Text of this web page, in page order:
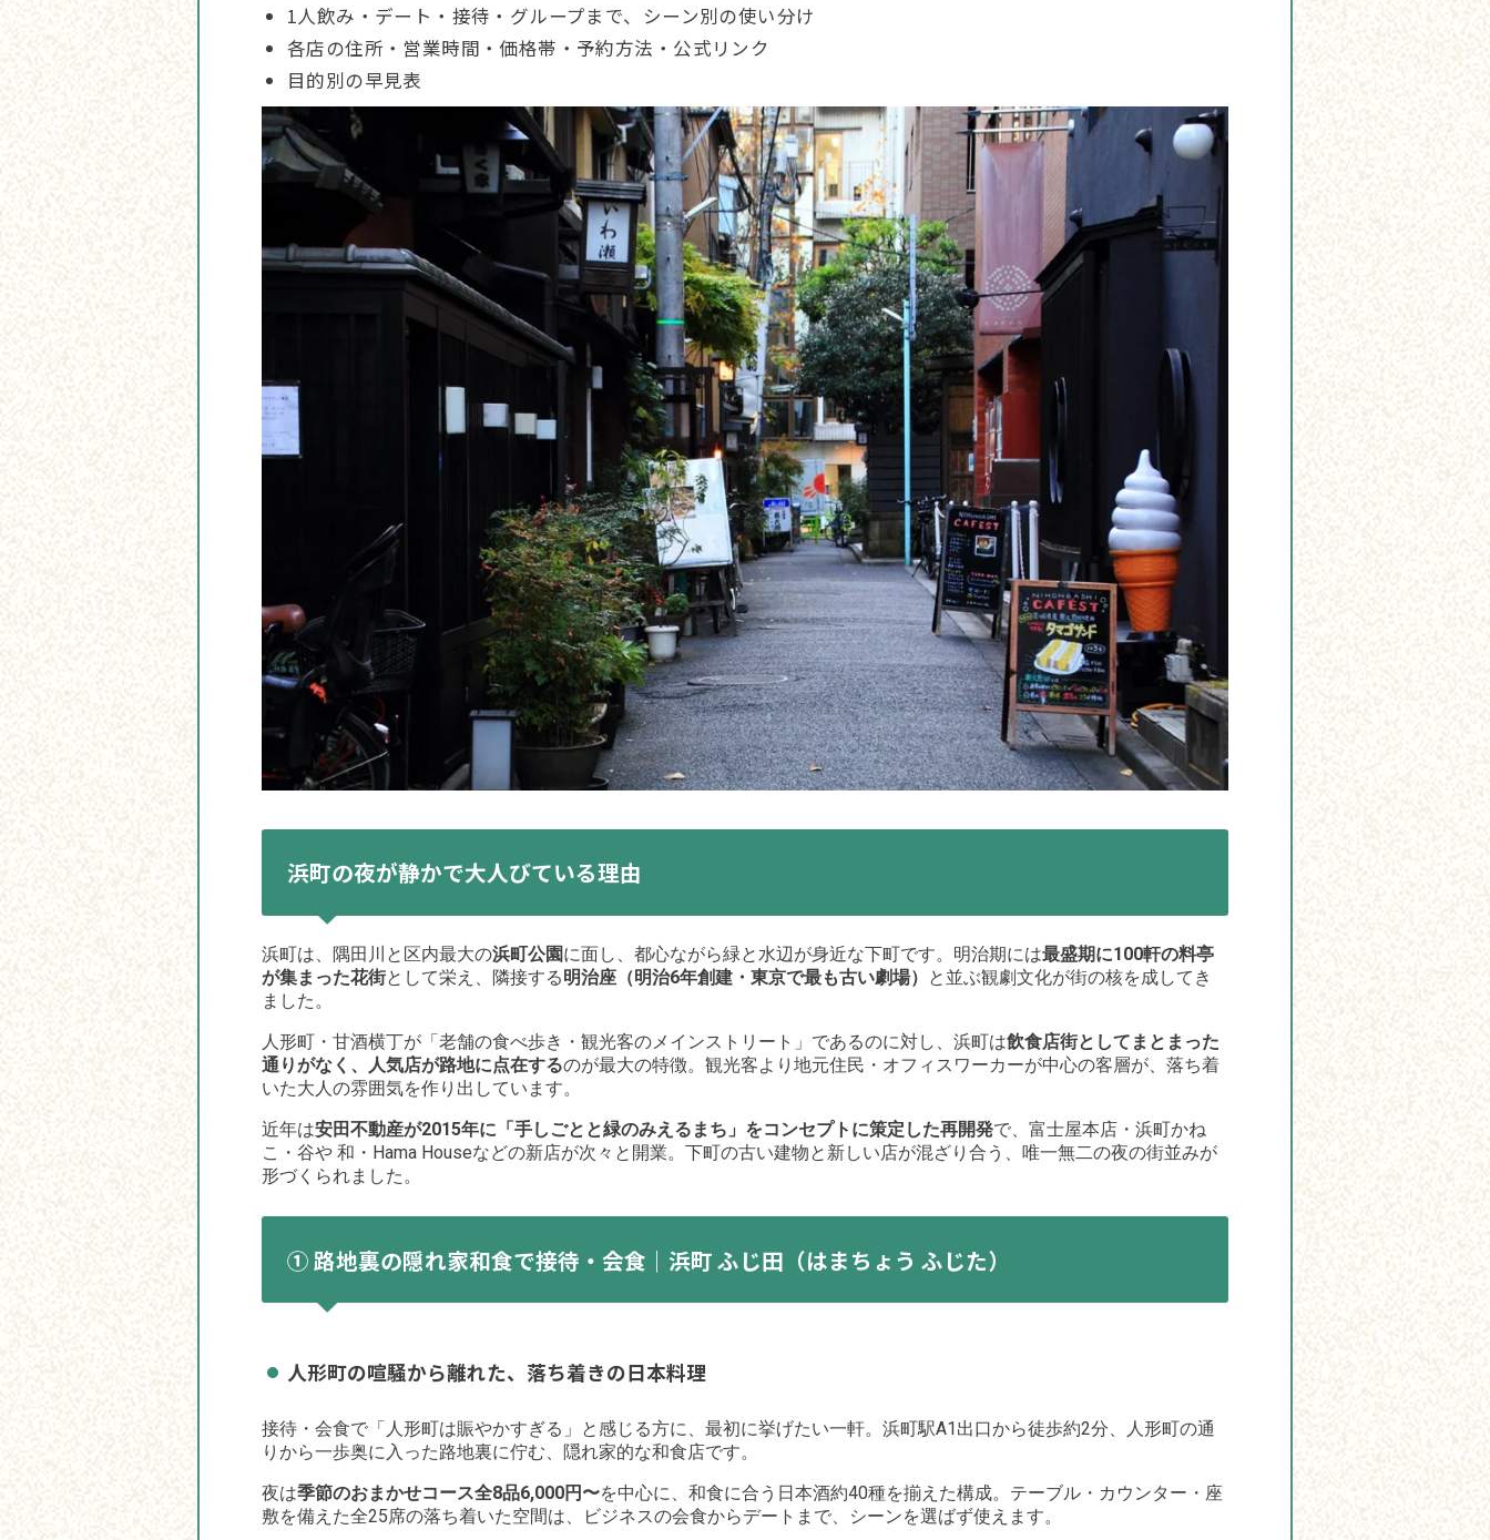
1人飲み・デート・接待・グループまで、シーン別の使い分け
各店の住所・営業時間・価格帯・予約方法・公式リンク
目的別の早見表
浜町の夜が静かで大人びている理由
浜町は、隅田川と区内最大の浜町公園に面し、都心ながら緑と水辺が身近な下町です。明治期には最盛期に100軒の料亭
が集まった花街として栄え、隣接する明治座（明治6年創建・東京で最も古い劇場） と並ぶ観劇文化が街の核を成してき
ました。
人形町・甘酒横丁が「老舗の食べ歩き・観光客のメインストリート」であるのに対し、浜町は飲食店街としてまとまった
通りがなく、人気店が路地に点在するのが最大の特徴。観光客より地元住民・オフィスワーカーが中心の客層が、落ち着
いた大人の雰囲気を作り出しています。
近年は安田不動産が2015年に「手しごとと緑のみえるまち」をコンセプトに策定した再開発で、富士屋本店・浜町かね
こ・谷や 和・Hama Houseなどの新店が次々と開業。下町の古い建物と新しい店が混ざり合う、唯一無二の夜の街並みが
形づくられました。
① 路地裏の隠れ家和食で接待・会食｜浜町 ふじ田（はまちょう ふじた）
人形町の喧騒から離れた、落ち着きの日本料理
接待・会食で「人形町は賑やかすぎる」と感じる方に、最初に挙げたい一軒。浜町駅A1出口から徒歩約2分、人形町の通
りから一歩奥に入った路地裏に佇む、隠れ家的な和食店です。
夜は季節のおまかせコース全8品6,000円〜を中心に、和食に合う日本酒約40種を揃えた構成。テーブル・カウンター・座
敷を備えた全25席の落ち着いた空間は、ビジネスの会食からデートまで、シーンを選ばず使えます。